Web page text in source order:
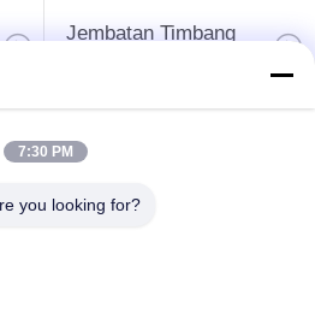
Jembatan Timbang
Timbangan Lantai
7:30 PM
you looking for?